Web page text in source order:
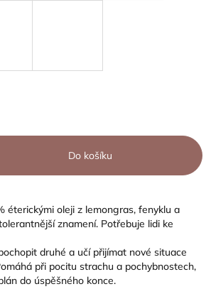
Do košíku
éterickými oleji z lemongras, fenyklu a
znamení. Potřebuje lidi ke
druhé a učí přijímat nové situace
při pocitu strachu a pochybnostech,
do úspěšného konce.